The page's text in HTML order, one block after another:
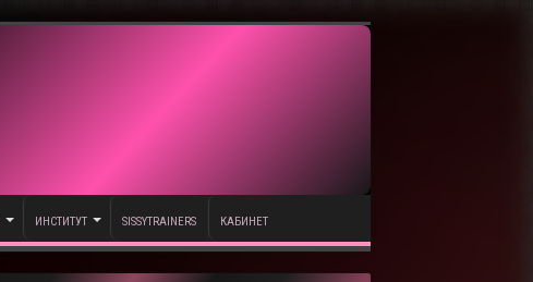
ИНСТИТУТ SISSYTRAINERS КАБИНЕТ